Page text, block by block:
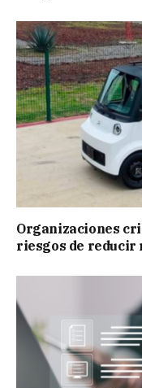
Organizaciones
riesgos de reducir